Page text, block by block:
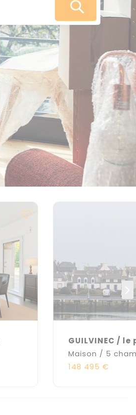
LES
ANNONCES
GUILVINEC / le
Maison / 5
148 495 €